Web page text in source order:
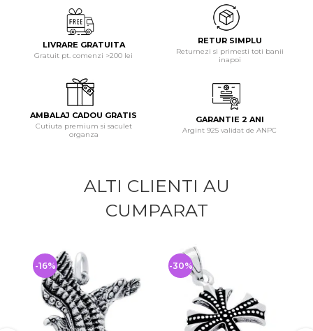
LIVRARE GRATUITA
Gratuit pt. comenzi >200 lei
RETUR SIMPLU
Returnezi si primesti toti banii
inapoi
AMBALAJ CADOU GRATIS
Cutiuta premium si saculet
organza
GARANTIE 2 ANI
Argint 925 validat de ANPC
ALTI CLIENTI AU
CUMPARAT
-16% -30%